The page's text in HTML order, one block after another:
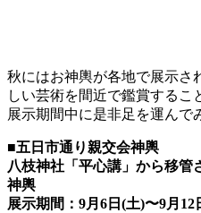
秋にはお神輿が各地で展示さ
しい芸術を間近で鑑賞するこ
展示期間中に是非足を運んで
■五日市通り親交会神輿
八枝神社「平心講」から移管
神輿
展示期間：9月6日(土)〜9月12